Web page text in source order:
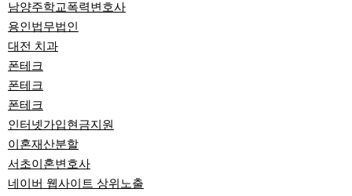
남양주학교폭력변호사
용인법무법인
대전 치과
폰테크
폰테크
폰테크
인터넷가입현금지원
이혼재산분할
서초이혼변호사
네이버 웹사이트 상위노출